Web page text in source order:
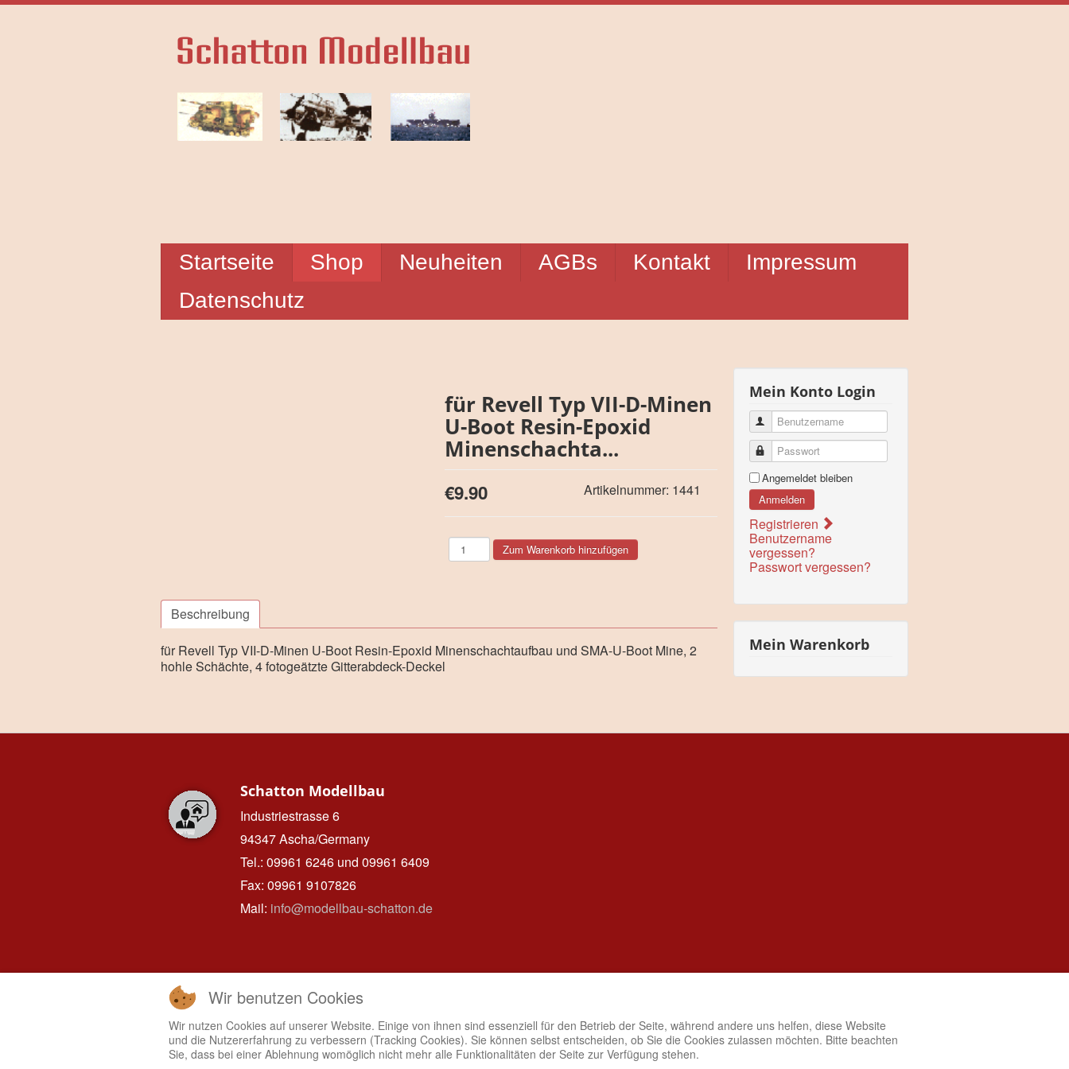
Startseite Shop Neuheiten AGBs Kontakt
Impressum
Datenschutz
für Revell Typ VII-D-Minen
U-Boot Resin-Epoxid
Minenschachta...
€9.90 Artikelnummer: 1441
Beschreibung
für Revell Typ VII-D-Minen U-Boot Resin-Epoxid Minenschachtaufbau und SMA-U-Boot Mine, 2
hohle Schächte, 4 fotogeätzte Gitterabdeck-Deckel
Mein Konto Login
Benutzername
Passwort
Angemeldet bleiben
Anmelden
Registrieren
Benutzername
vergessen?
Passwort vergessen?
Mein Warenkorb
Schatton Modellbau
Industriestrasse 6
94347 Ascha/Germany
Tel.: 09961 6246 und 09961 6409
Fax: 09961 9107826
Mail: info@modellbau-schatton.de
Hinweise zum Datenschutz
DATENSCHUTZ
HAFTUNGSAUSSCHLUSS
Wir benutzen Cookies
Wir nutzen Cookies auf unserer Website. Einige von ihnen sind essenziell für den Betrieb der Seite, während andere uns helfen, diese Website
und die Nutzererfahrung zu verbessern (Tracking Cookies). Sie können selbst entscheiden, ob Sie die Cookies zulassen möchten. Bitte beachten
Sie, dass bei einer Ablehnung womöglich nicht mehr alle Funktionalitäten der Seite zur Verfügung stehen.